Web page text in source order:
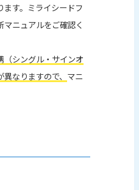
す。ミライシードフ
マニュアルをご確認く
（シングル・サインオ
なりますので、 マニ